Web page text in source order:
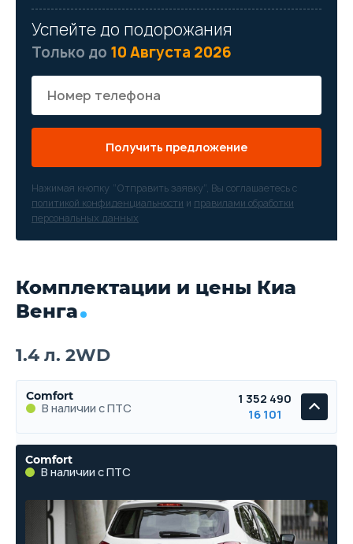
Успейте до подорожания
Только до 10 Августа 2026
Получить предложение
Нажимая кнопку “Отправить заявку”, Вы соглашаетесь с
политикой конфиденциальности и правилами обработки
персональных данных
Комплектации и цены Киа
Венга
1.4 л. 2WD
Comfort
В наличии с ПТС
1 352 490
16 101
Comfort
В наличии с ПТС